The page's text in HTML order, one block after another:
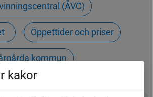
(ÅVC)
Öppettider och priser
kommun
kakor